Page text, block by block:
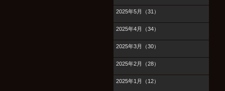
2025年5月（31）
2025年4月（34）
2025年3月（30）
2025年2月（28）
2025年1月（12）